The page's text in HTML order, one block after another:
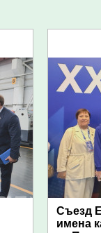
Съезд
имена